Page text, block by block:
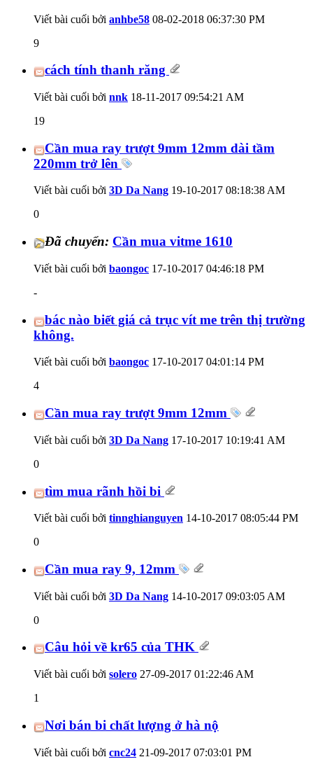
Viết bài cuối bởi anhbe58 08-02-2018 06:37:30 PM
9
cách tính thanh răng
Viết bài cuối bởi nnk 18-11-2017 09:54:21 AM
19
Cần mua ray trượt 9mm 12mm dài tầm
220mm trở lên
Viết bài cuối bởi 3D Da Nang 19-10-2017 08:18:38 AM
0
Đã chuyển: Cần mua vitme 1610
Viết bài cuối bởi baongoc 17-10-2017 04:46:18 PM
-
bác nào biết giá cả trục vít me trên thị trường
không.
Viết bài cuối bởi baongoc 17-10-2017 04:01:14 PM
4
Cần mua ray trượt 9mm 12mm
Viết bài cuối bởi 3D Da Nang 17-10-2017 10:19:41 AM
0
tìm mua rãnh hồi bi
Viết bài cuối bởi tinnghianguyen 14-10-2017 08:05:44 PM
0
Cần mua ray 9, 12mm
Viết bài cuối bởi 3D Da Nang 14-10-2017 09:03:05 AM
0
Câu hỏi về kr65 của THK
Viết bài cuối bởi solero 27-09-2017 01:22:46 AM
1
Nơi bán bi chất lượng ở hà nộ
Viết bài cuối bởi cnc24 21-09-2017 07:03:01 PM